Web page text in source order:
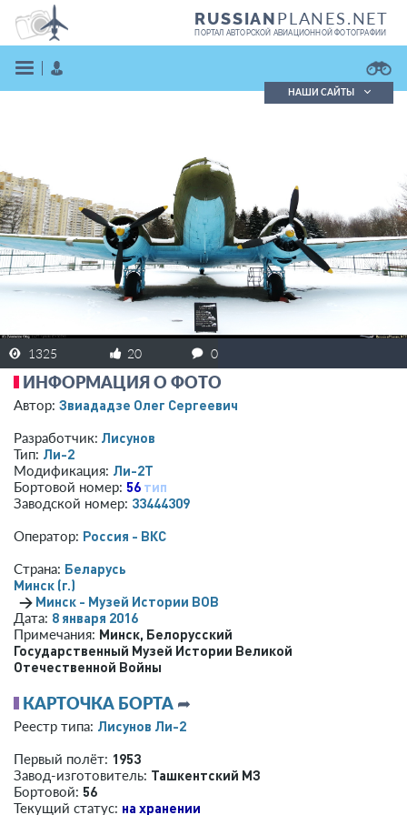
RUSSIANPLANES.NET
ПОРТАЛ АВТОРСКОЙ АВИАЦИОННОЙ ФОТОГРАФИИ
ВОЙТИ
ЗАРЕГИСТРИРОВАТЬСЯ
Подробно
НАШИ САЙТЫ
1325 20 0
ИНФОРМАЦИЯ О ФОТО
Автор: Звиададзе Олег Сергеевич
Разработчик: Лисунов
Тип: Ли-2
Модификация: Ли-2Т
Бортовой номер: 56 тип
Заводской номер: 33444309
Оператор: Россия - ВКС
Страна: Беларусь
Минск (г.)
→ Минск - Музей Истории ВОВ
Дата: 8 января 2016
Примечания: Минск, Белорусский
Государственный Музей Истории Великой
Отечественной Войны
КАРТОЧКА БОРТА ➦
Реестр типа: Лисунов Ли-2
Первый полёт: 1953
Завод-изготовитель: Ташкентский МЗ
Бортовой: 56
Текущий статус: на хранении